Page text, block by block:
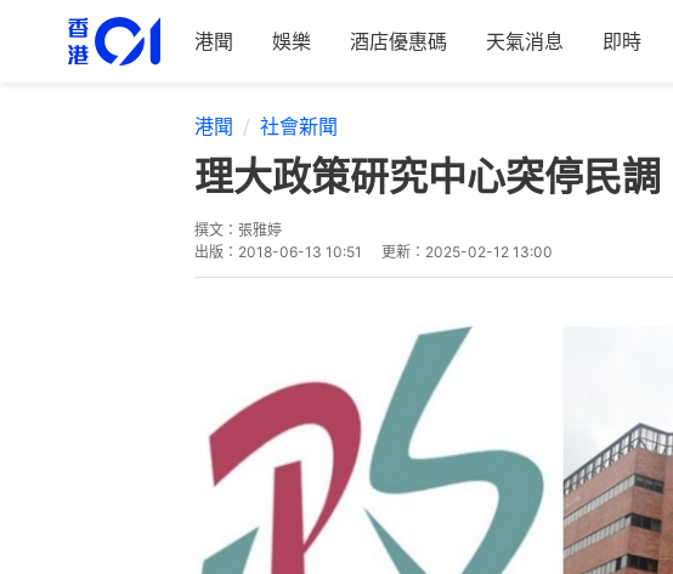
港聞 娛樂 酒店優惠碼 天氣消息 即時
港聞 社會新聞
理大政策研究中心突停民
撰文： 張雅婷
出版： 2018-06-13 10:51 更新： 2025-02-12 13:00